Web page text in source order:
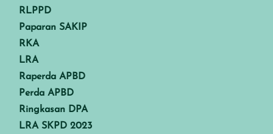
RLPPD
Paparan SAKIP
RKA
LRA
Raperda APBD
Perda APBD
Ringkasan DPA
LRA SKPD 2023